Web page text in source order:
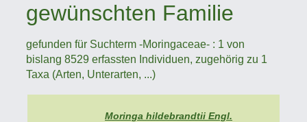
gewünschten Familie
gefunden für Suchterm -Moringaceae- : 1 von
bislang 8529 erfassten Individuen, zugehörig zu 1
Taxa (Arten, Unterarten, ...)
Moringa hildebrandtii Engl.